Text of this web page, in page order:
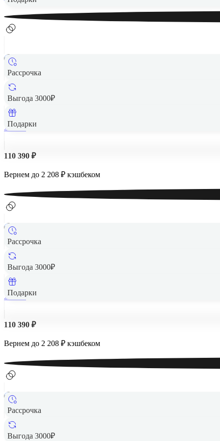
Рассрочка
Выгода 3000₽
Подарки
256 Гб
110 390 ₽
Вернем до 2 208 ₽ кэшбеком
Рассрочка
Выгода 3000₽
Подарки
256 Гб
110 390 ₽
Вернем до 2 208 ₽ кэшбеком
Рассрочка
Выгода 3000₽